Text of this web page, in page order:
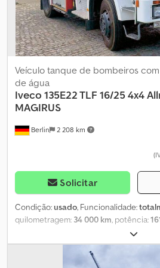
Berlin 2 208 km
Veículo tanque de bombeiros
de água
Iveco135E22 TLF 16/25 4x4
MAGIRUS
Solicitar
Condição:usado, Funcionalidade:
quilometragem: 34 000 km, potência:
, combustível:
1995, Equipamento:acoplamento de
, Você está